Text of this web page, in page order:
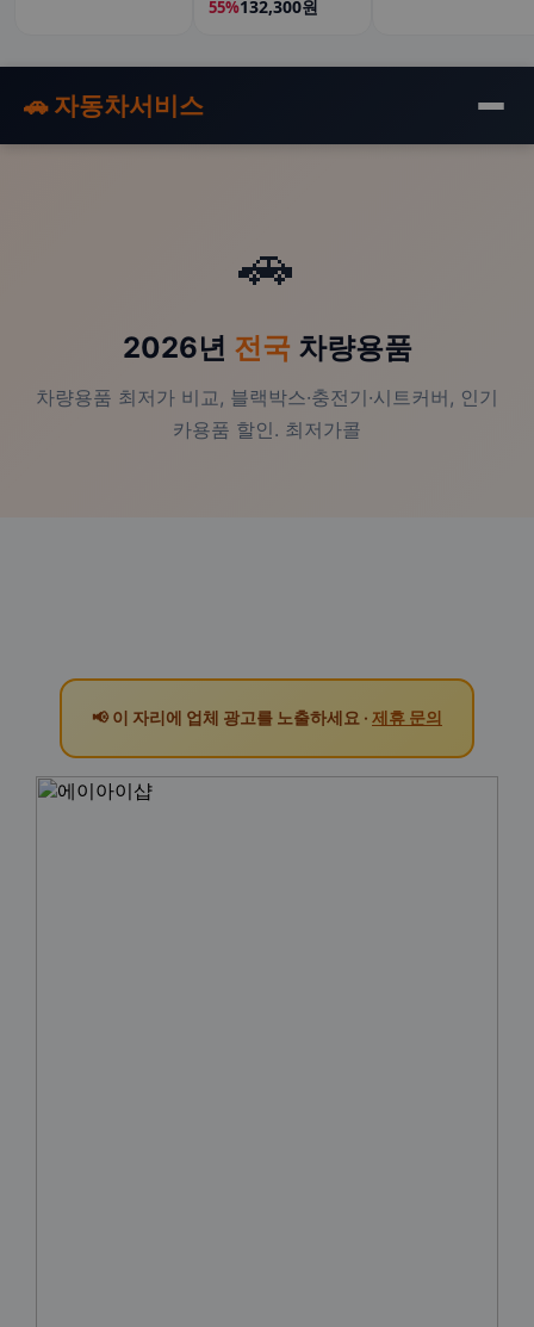
55%132,300원
🚗 자동차서비스
🚗
2026년 전국차량용품
차량용품 최저가 비교, 블랙박스·충전기·시트커버, 인기
카용품 할인. 최저가콜
📢 이 자리에 업체 광고를 노출하세요 · 제휴 문의